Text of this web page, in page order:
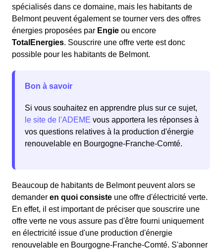
spécialisés dans ce domaine, mais les habitants de
Belmont peuvent également se tourner vers des offres
énergies proposées par Engie ou encore
TotalEnergies. Souscrire une offre verte est donc
possible pour les habitants de Belmont.
Bon à savoir
Si vous souhaitez en apprendre plus sur ce sujet,
le site de l'ADEME vous apportera les réponses à
vos questions relatives à la production d'énergie
renouvelable en Bourgogne-Franche-Comté.
Beaucoup de habitants de Belmont peuvent alors se
demander en quoi consiste une offre d'électricité verte.
En effet, il est important de préciser que souscrire une
offre verte ne vous assure pas d'être fourni uniquement
en électricité issue d'une production d'énergie
renouvelable en Bourgogne-Franche-Comté. S'abonner